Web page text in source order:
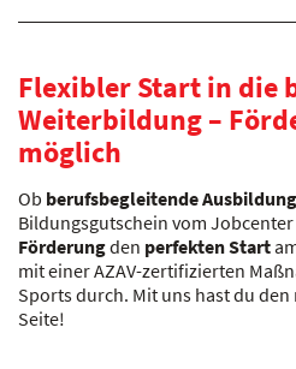
Flexibler Start in die
Weiterbildung –
möglich
Ob berufsbegleitende Ausbildung
Bildungsgutschein vom
Förderungden perfekten Start
mit einer AZAV-zertifizierten
Sports durch. Mit uns hast du
Seite!